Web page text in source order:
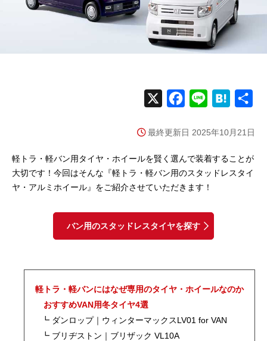
c
b
o
k
n
t
n
最終更新日 2025年10月21日
軽トラ・軽バン用タイヤ・ホイールを賢く選んで装着することが
大切です！今回はそんな『軽トラ・軽バン用のスタッドレスタイ
ヤ・アルミホイール』をご紹介させていただきます！
バン用のスタッドレスタイヤを探す
軽トラ・軽バンにはなぜ専用のタイヤ・ホイールなのか
おすすめVAN用冬タイヤ4選
┗ ダンロップ｜ウィンターマックスLV01 for VAN
┗ ブリヂストン｜ブリザック VL10A